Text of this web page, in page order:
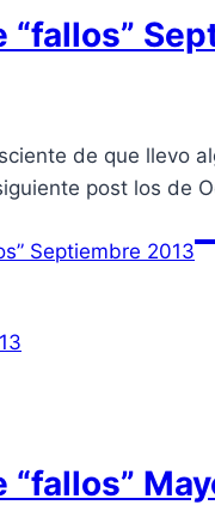
de que llevo
post los de
Septiembre 2013